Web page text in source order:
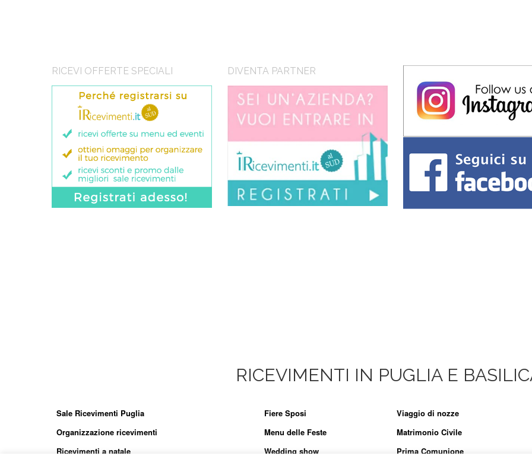
RICEVI OFFERTE SPECIALI DIVENTA PARTNER
RICEVIMENTI IN PUGLIA E
Sale Ricevimenti Puglia
Organizzazione ricevimenti
Ricevimenti a natale
Fiere Sposi
Menu delle Feste
Wedding show
Viaggio di nozze
Matrimonio Civile
Prima Comunione